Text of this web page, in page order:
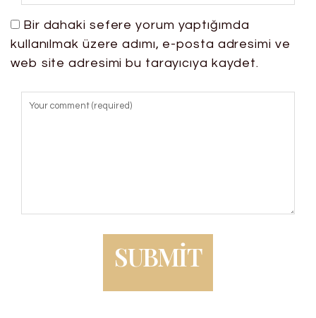
Bir dahaki sefere yorum yaptığımda
kullanılmak üzere adımı, e-posta adresimi ve
web site adresimi bu tarayıcıya kaydet.